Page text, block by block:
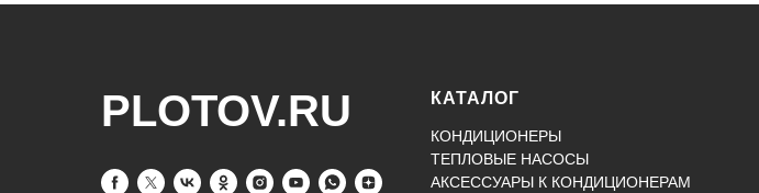
PLOTOV.RU КАТАЛОГ
КОНДИЦИОНЕРЫ
ТЕПЛОВЫЕ НАСОСЫ
АКСЕССУАРЫ К КОНДИЦИОНЕРАМ